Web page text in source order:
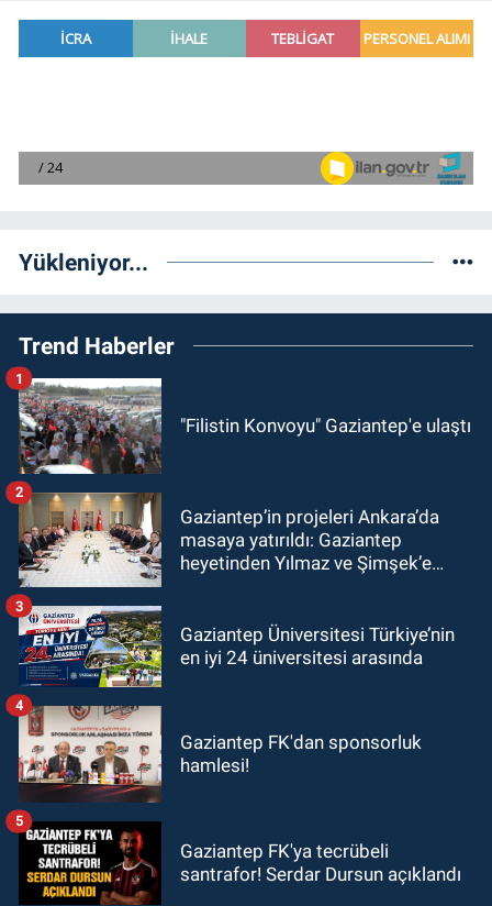
Yükleniyor...
Trend Haberler
"Filistin Konvoyu" Gaziantep'e ulaştı
1
Gaziantep’in projeleri Ankara’da
masaya yatırıldı: Gaziantep
heyetinden Yılmaz ve Şimşek’e
2
Gaziantep Üniversitesi Türkiye’nin
en iyi 24 üniversitesi arasında
3
Gaziantep FK'dan sponsorluk
hamlesi!
4
Gaziantep FK'ya tecrübeli
santrafor! Serdar Dursun açıklandı
5